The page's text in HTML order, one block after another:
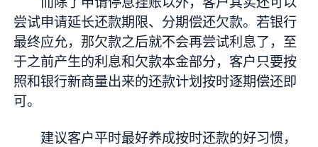
尝试申请延长还款期限、分期偿还欠款。若银行
最终应允，那欠款之后就不会再尝试利息了，至
于之前产生的利息和欠款本金部分，客户只要按
照和银行新商量出来的还款计划按时逐期偿还即
可。
建议客户平时最好养成按时还款的好习惯，